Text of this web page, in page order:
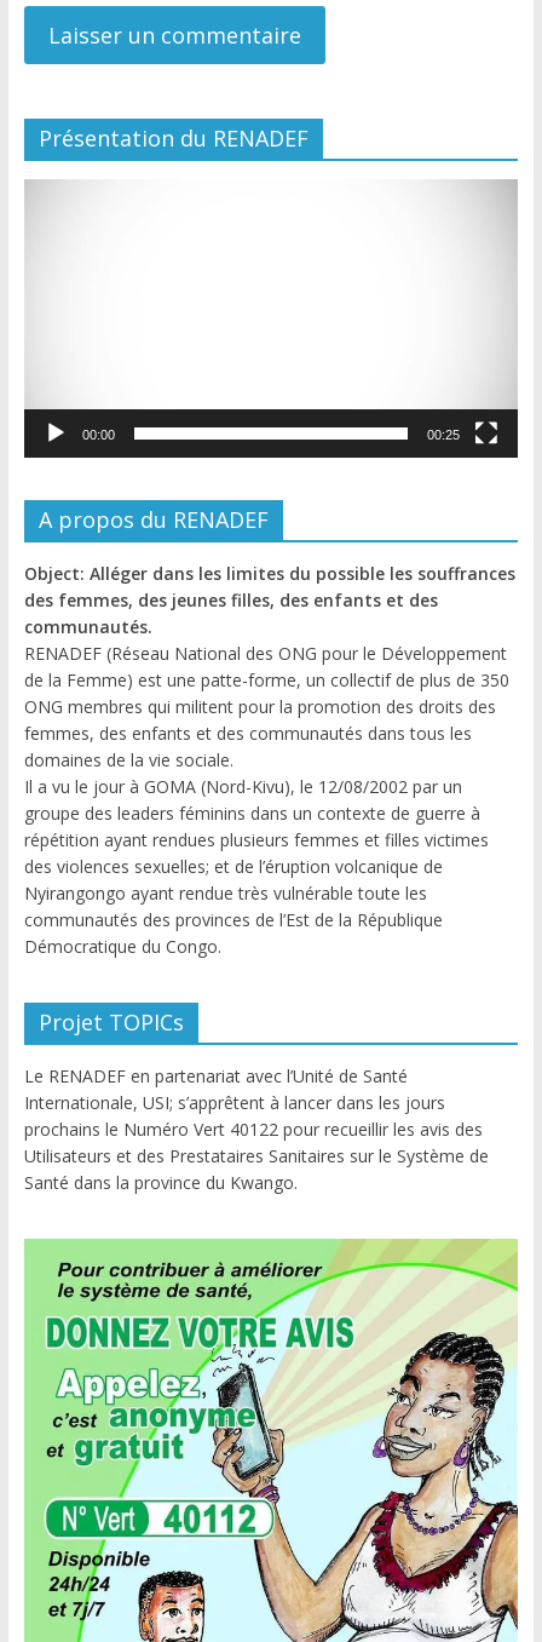
Présentation du RENADEF
00:00 00:25
A propos du RENADEF
Object: Alléger dans les limites du possible les souffrances
des femmes, des jeunes filles, des enfants et des
communautés.
RENADEF (Réseau National des ONG pour le Développement
de la Femme) est une patte-forme, un collectif de plus de 350
ONG membres qui militent pour la promotion des droits des
femmes, des enfants et des communautés dans tous les
domaines de la vie sociale.
Il a vu le jour à GOMA (Nord-Kivu), le 12/08/2002 par un
groupe des leaders féminins dans un contexte de guerre à
répétition ayant rendues plusieurs femmes et filles victimes
des violences sexuelles; et de l’éruption volcanique de
Nyirangongo ayant rendue très vulnérable toute les
communautés des provinces de l’Est de la République
Démocratique du Congo.
Projet TOPICs
Le RENADEF en partenariat avec l’Unité de Santé
Internationale, USI; s’apprêtent à lancer dans les jours
prochains le Numéro Vert 40122 pour recueillir les avis des
Utilisateurs et des Prestataires Sanitaires sur le Système de
Santé dans la province du Kwango.